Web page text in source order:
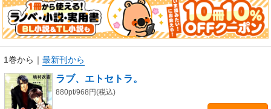
1巻から ｜ 最新刊から
ラブ、エトセトラ。
880pt/968円(税込)